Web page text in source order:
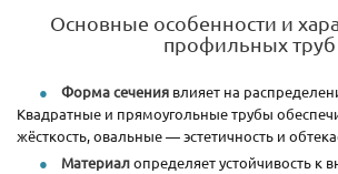
Основные особенности и
профильных труб
Форма сечения влияет на
Квадратные и прямоугольные трубы
жёсткость, овальные — эстетичность и
Материалопределяет устойчивость к